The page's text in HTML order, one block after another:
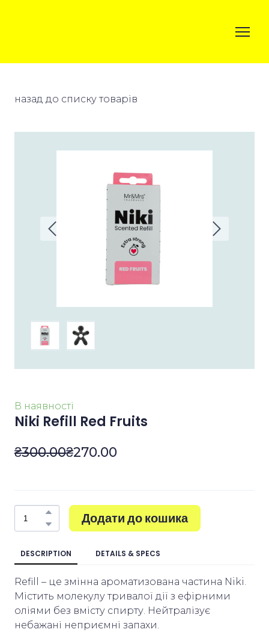
назад до списку товарів
В наявності
Niki Refill Red Fruits
₴300.00₴270.00
Додати до кошика
DESCRIPTION DETAILS & SPECS
Refill – це змінна ароматизована частина Niki.
Містить молекулу тривалої дії з ефірними
оліями без вмісту спирту. Нейтралізує
небажані неприємні запахи.